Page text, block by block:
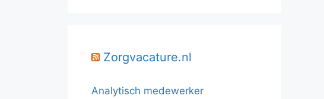
Zorgvacature.nl
Analytisch medewerker